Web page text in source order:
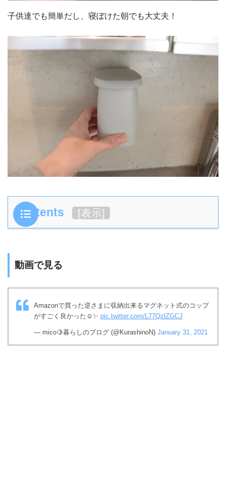
子供達でも簡単だし、寝ぼけた朝でも大丈夫！
Contents [表示]
動画で見る
Amazonで買った逆さまに収納出来るマグネット式のコップ
がすごく良かった☺️✨ pic.twitter.com/L77QzlZGCJ
— mico🍋暮らしのブログ (@KurashinoN) January 31, 2021